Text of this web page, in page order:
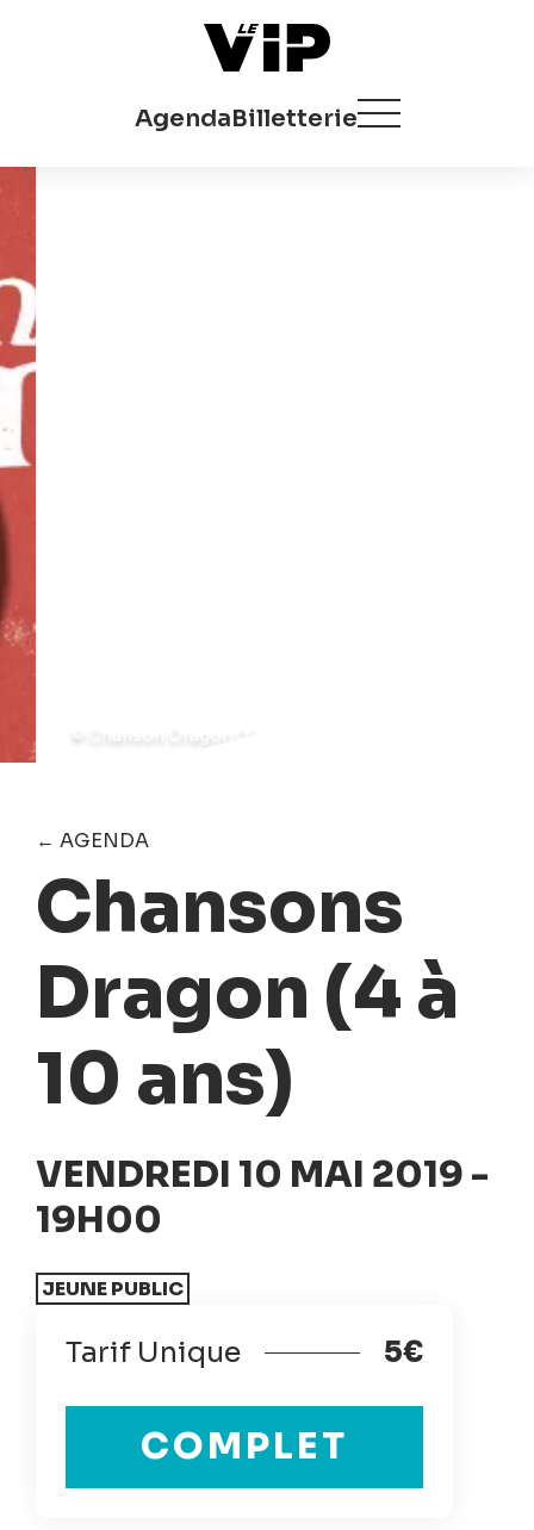
AgendaBilletterie
© Chanson Dragon 02
← AGENDA
Chansons
Dragon (4 à
10 ans)
VENDREDI 10 MAI 2019 -
19H00
JEUNE PUBLIC
Tarif Unique 5€
COMPLET